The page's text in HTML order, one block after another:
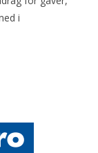
i